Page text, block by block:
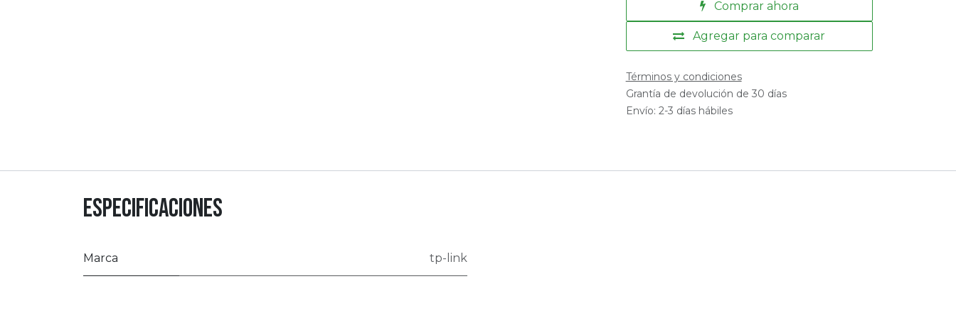
Comprar ahora
Agregar para comparar
Términos y condiciones
Grantía de devolución de 30 días
Envío: 2-3 días hábiles
Especificaciones
Marca tp-link